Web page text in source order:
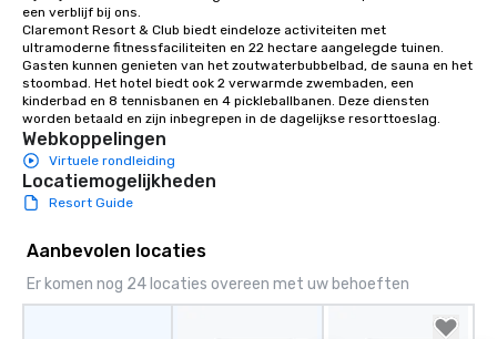
een verblijf bij ons.
Claremont Resort & Club biedt eindeloze activiteiten met
ultramoderne fitnessfaciliteiten en 22 hectare aangelegde tuinen.
Gasten kunnen genieten van het zoutwaterbubbelbad, de sauna en het
stoombad. Het hotel biedt ook 2 verwarmde zwembaden, een
kinderbad en 8 tennisbanen en 4 pickleballbanen. Deze diensten
worden betaald en zijn inbegrepen in de dagelijkse resorttoeslag.
Webkoppelingen
Virtuele rondleiding
Locatiemogelijkheden
Resort Guide
Aanbevolen locaties
Er komen nog 24 locaties overeen met uw behoeften